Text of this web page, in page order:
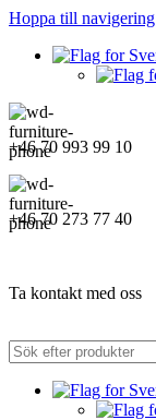
Hoppa till navigering
+46 70 993 99 10
+46 70 273 77 40
Ta kontakt med oss